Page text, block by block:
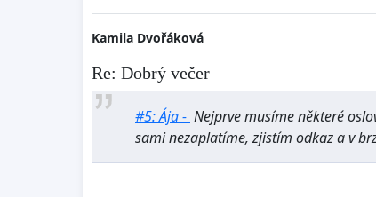
Kamila Dvořáková
Re: Dobrý večer
#5: Ája - Nejprve musíme některé
sami nezaplatíme, zjistím odkaz a v